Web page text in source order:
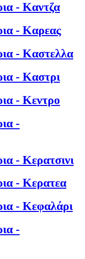
- Καντζα
- Καρεας
- Καστελλα
- Καστρι
- Κεντρο
-
- Κερατσινι
- Κερατεα
- Κεφαλάρι
-